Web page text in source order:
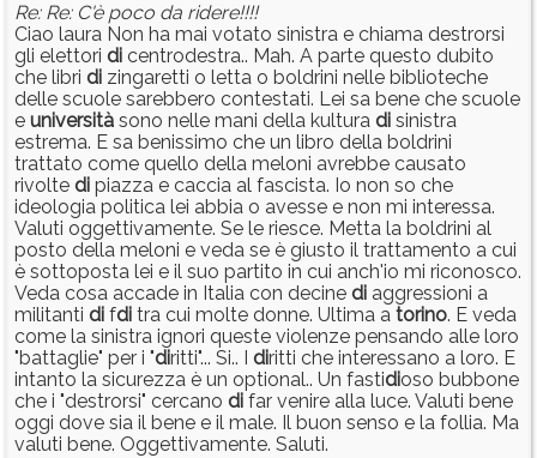
Re: Re: C'è poco da ridere!!!!
Ciao laura Non ha mai votato sinistra e chiama destrorsi
gli elettori di centrodestra.. Mah. A parte questo dubito
che libri di zingaretti o letta o boldrini nelle biblioteche
delle scuole sarebbero contestati. Lei sa bene che scuole
e università sono nelle mani della kultura di sinistra
estrema. E sa benissimo che un libro della boldrini
trattato come quello della meloni avrebbe causato
rivolte di piazza e caccia al fascista. Io non so che
ideologia politica lei abbia o avesse e non mi interessa.
Valuti oggettivamente. Se le riesce. Metta la boldrini al
posto della meloni e veda se è giusto il trattamento a cui
è sottoposta lei e il suo partito in cui anch'io mi riconosco.
Veda cosa accade in Italia con decine di aggressioni a
militanti di fdi tra cui molte donne. Ultima a torino. E veda
come la sinistra ignori queste violenze pensando alle loro
"battaglie" per i "diritti"... Si.. I diritti che interessano a loro. E
intanto la sicurezza è un optional.. Un fastidioso bubbone
che i "destrorsi" cercano di far venire alla luce. Valuti bene
oggi dove sia il bene e il male. Il buon senso e la follia. Ma
valuti bene. Oggettivamente. Saluti.